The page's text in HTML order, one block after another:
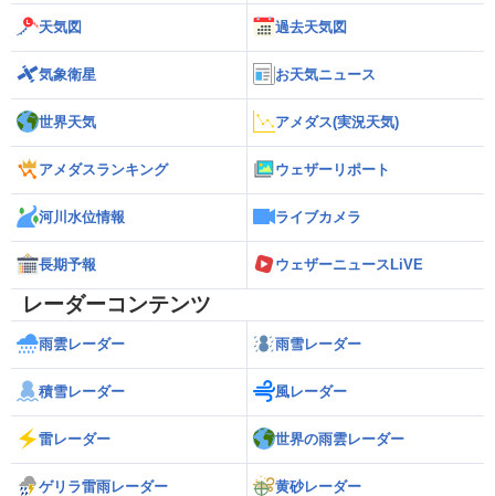
天気図 過去天気図
気象衛星 お天気ニュース
世界天気 アメダス(実況天気)
アメダスランキング ウェザーリポート
河川水位情報 ライブカメラ
長期予報 ウェザーニュースLiVE
レーダーコンテンツ
雨雲レーダー 雨雪レーダー
積雪レーダー 風レーダー
雷レーダー 世界の雨雲レーダー
ゲリラ雷雨レーダー 黄砂レーダー